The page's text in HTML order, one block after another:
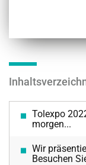
Tolexpo
morgen...
Wir
Besuchen